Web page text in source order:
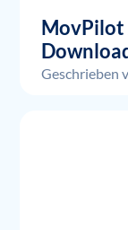
MovPilot
Nutzung
Geschrieben